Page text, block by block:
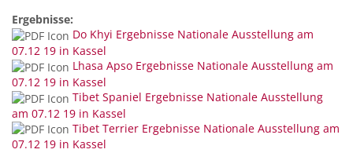
Ergebnisse:
Do Khyi Ergebnisse Nationale Ausstellung am
07.12 19 in Kassel
Lhasa Apso Ergebnisse Nationale Ausstellung am
07.12 19 in Kassel
Tibet Spaniel Ergebnisse Nationale Ausstellung
am 07.12 19 in Kassel
Tibet Terrier Ergebnisse Nationale Ausstellung am
07.12 19 in Kassel